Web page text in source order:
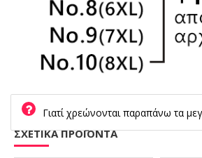
Γιατί χρεώνονται παραπάνω τα
ΣΧΕΤΙΚΑ ΠΡΟΪΟΝΤΑ